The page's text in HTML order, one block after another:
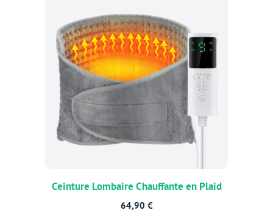
Ceinture Lombaire Chauffante en Plaid
64,90 €